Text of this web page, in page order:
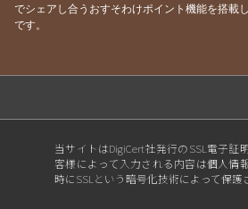
2026/07/19本当に全ては自分だった
あの人を「酷い人」にし
2026/07/05とことん自分と向き合う
2026/06/30 自分のことが一番わから
でシェアし合うおすそわけポイント機能を搭載
です。
当サイトはDigiCert社発行のSSL電子証
客様によって入力される内容は個人情
時にSSLという暗号化技術によって保護